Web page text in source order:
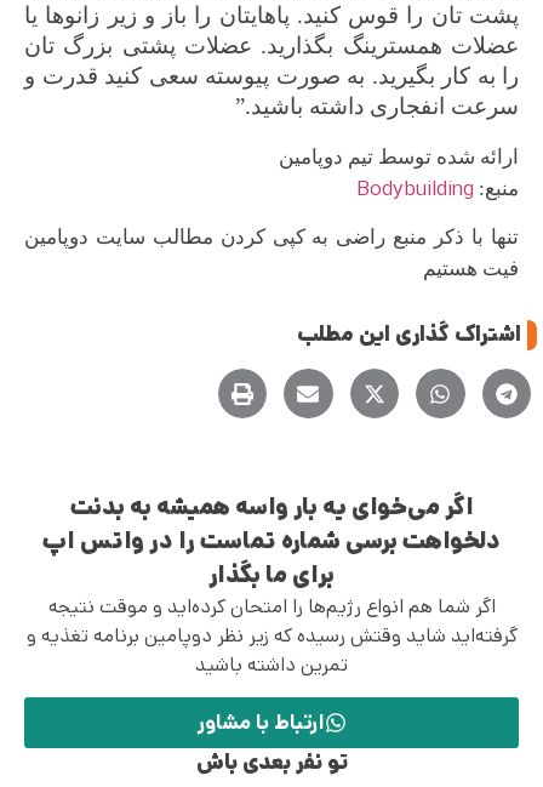
پشت تان را قوس کنید. پاهایتان را باز و زیر زانوها یا
عضلات همسترینگ بگذارید. عضلات پشتی بزرگ تان
را به کار بگیرید. به صورت پیوسته سعی کنید قدرت و
سرعت انفجاری داشته باشید.”
ارائه شده توسط تیم دوپامین
منبع: Bodybuilding
تنها با ذکر منبع راضی به کپی کردن مطالب سایت دوپامین
فیت هستیم
اشتراک گذاری این مطلب
اگر می‌خوای یه بار واسه همیشه به بدنت
دلخواهت برسی شماره تماست را در واتس اپ
برای ما بگذار
اگر شما هم انواع رژیم‌ها را امتحان کرده‌اید و موقت نتیجه
گرفته‌اید شاید وقتش رسیده که زیر نظر دوپامین برنامه تغذیه و
تمرین داشته باشید
ارتباط با مشاور
تو نفر بعدی باش